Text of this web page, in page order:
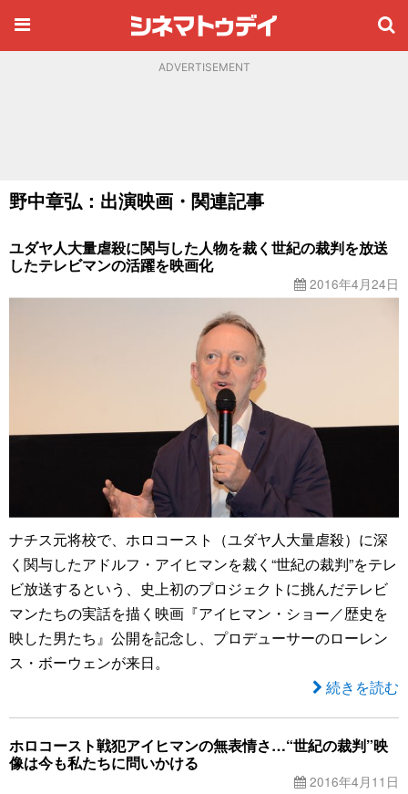
ADVERTISEMENT
野中章弘：出演映画・関連記事
ユダヤ人大量虐殺に関与した人物を裁く世紀の裁判を放送
したテレビマンの活躍を映画化
2016年4月24日
ナチス元将校で、ホロコースト（ユダヤ人大量虐殺）に深
く関与したアドルフ・アイヒマンを裁く“世紀の裁判”をテレ
ビ放送するという、史上初のプロジェクトに挑んだテレビ
マンたちの実話を描く映画『アイヒマン・ショー／歴史を
映した男たち』公開を記念し、プロデューサーのローレン
ス・ボーウェンが来日。
続きを読む
ホロコースト戦犯アイヒマンの無表情さ…“世紀の裁判”映
像は今も私たちに問いかける
2016年4月11日